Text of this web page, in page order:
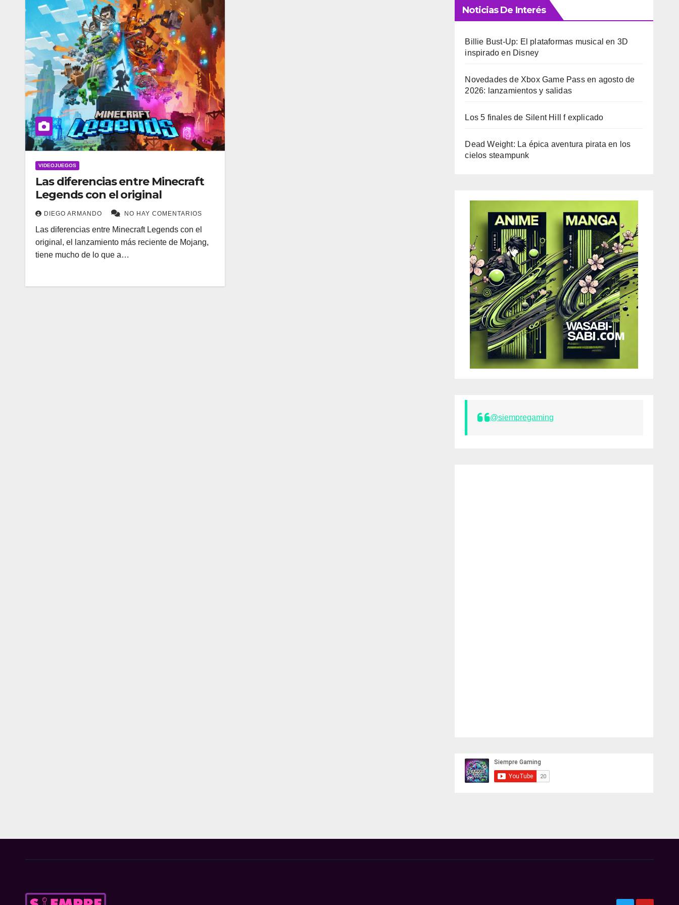
VIDEOJUEGOS
Las diferencias entre Minecraft
Legends con el original
DIEGO ARMANDO NO HAY COMENTARIOS
Las diferencias entre Minecraft Legends con el
original, el lanzamiento más reciente de Mojang,
tiene mucho de lo que a…
Noticias De Interés
Billie Bust-Up: El plataformas musical en 3D
inspirado en Disney
Novedades de Xbox Game Pass en agosto de
2026: lanzamientos y salidas
Los 5 finales de Silent Hill f explicado
Dead Weight: La épica aventura pirata en los
cielos steampunk
@siempregaming